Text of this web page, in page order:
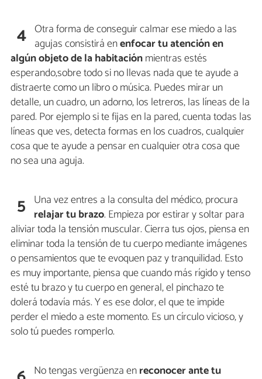
4 Otra forma de conseguir calmar ese miedo a las
agujas consistirá enenfocar tu atención en
algún objeto de la habitaciónmientras estés
esperando,sobre todo si no llevas nada que te ayude a
distraerte como un libro o música. Puedes mirar un
detalle, un cuadro, un adorno, los letreros, las líneas de la
pared. Por ejemplo si te fijas en la pared, cuenta todas las
líneas que ves, detecta formas en los cuadros, cualquier
cosa que te ayude a pensar en cualquier otra cosa que
no sea una aguja.
5 Una vez entres a la consulta del médico, procura
relajar tu brazo. Empieza por estirar y soltar para
aliviar toda la tensión muscular. Cierra tus ojos, piensa en
eliminar toda la tensión de tu cuerpo mediante imágenes
o pensamientos que te evoquen paz y tranquilidad. Esto
es muy importante, piensa que cuando más rígido y tenso
esté tu brazo y tu cuerpo en general, el pinchazo te
dolerá todavía más. Y es ese dolor, el que te impide
perder el miedo a este momento. Es un círculo vicioso, y
solo tú puedes romperlo.
No tengas vergüenza enreconocer ante tu